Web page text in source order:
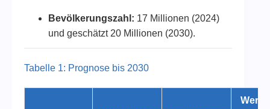
Bevölkerungszahl: 17 Millionen (2024)
und geschätzt 20 Millionen (2030).
Tabelle 1: Prognose bis 2030
Wert